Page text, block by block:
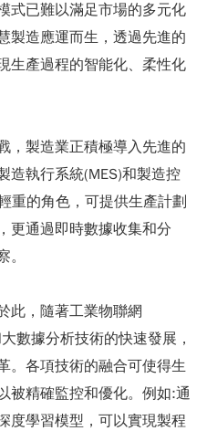
式已難以滿足市場的多元化
製造應運而生，透過先進的
生產過程的智能化、柔性化
，製造業正積極導入先進的
造執行系統(MES)和製造控
重的角色，可提供生產計劃
更通過即時數據收集和分
此，隨著工業物聯網
數據分析技術的快速發展，
。各項技術的融合可使得生
被精確監控和優化。例如:通
度學習模型，可以實現製程